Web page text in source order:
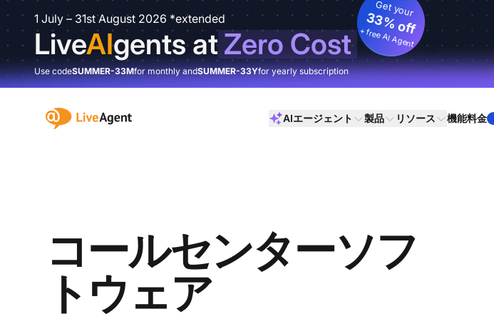
1 July – 31st August 2026 *extended
LiveAIgents atZero Cost
Get your
33% off
+ free AI Agent
Use codeSUMMER-33Mfor monthly andSUMMER-33Yfor yearly subscription
:site.title AIエージェント 製品 リソース 機能料金
コールセンターソフ
トウェア